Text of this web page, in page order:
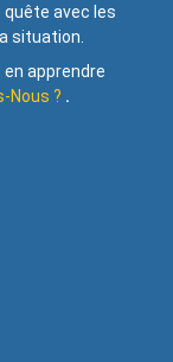
avec les
situation.
apprendre
Nous ? .